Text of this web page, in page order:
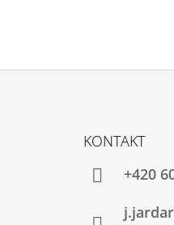
KONTAKT
+420